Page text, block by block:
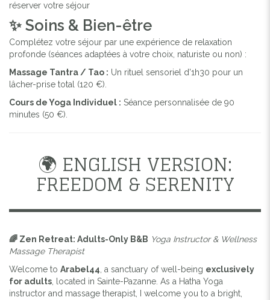
réserver votre séjour
✨ Soins & Bien-être
Complétez votre séjour par une expérience de relaxation
profonde (séances adaptées à votre choix, naturiste ou non) :
Massage Tantra / Tao : Un rituel sensoriel d'1h30 pour un
lâcher-prise total (120 €).
Cours de Yoga Individuel : Séance personnalisée de 90
minutes (50 €).
🌍 ENGLISH VERSION:
FREEDOM & SERENITY
🌈 Zen Retreat: Adults-Only B&B Yoga Instructor & Wellness
Massage Therapist
Welcome to Arabel44 , a sanctuary of well-being exclusively
for adults , located in Sainte-Pazanne. As a Hatha Yoga
instructor and massage therapist, I welcome you to a bright,